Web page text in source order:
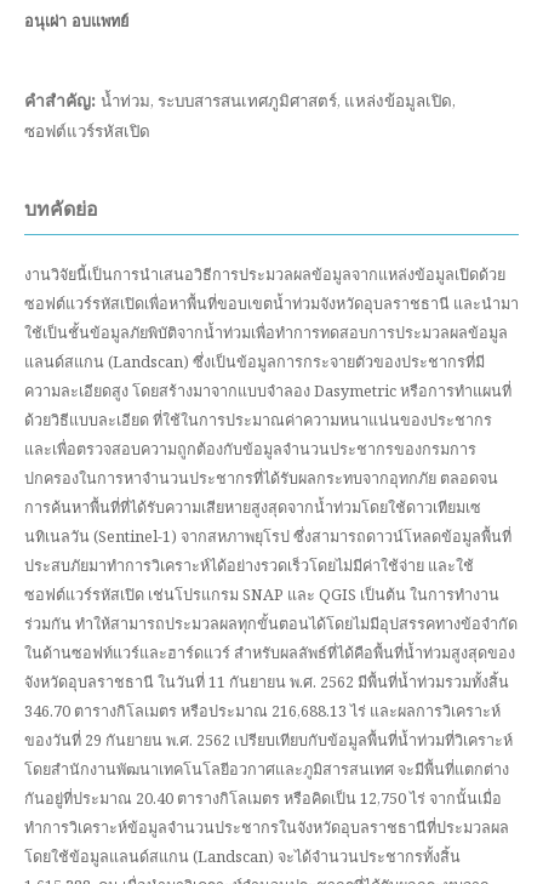
อนุเผ่า อบแพทย์
คำสำคัญ: น้ำท่วม, ระบบสารสนเทศภูมิศาสตร์, แหล่งข้อมูลเปิด,
ซอฟต์แวร์รหัสเปิด
บทคัดย่อ
งานวิจัยนี้เป็นการนำเสนอวิธีการประมวลผลข้อมูลจากแหล่งข้อมูลเปิดด้วย
ซอฟต์แวร์รหัสเปิดเพื่อหาพื้นที่ขอบเขตน้ำท่วมจังหวัดอุบลราชธานี และนำมา
ใช้เป็นชั้นข้อมูลภัยพิบัติจากน้ำท่วมเพื่อทำการทดสอบการประมวลผลข้อมูล
แลนด์สแกน (Landscan) ซึ่งเป็นข้อมูลการกระจายตัวของประชากรที่มี
ความละเอียดสูง โดยสร้างมาจากแบบจำลอง Dasymetric หรือการทำแผนที่
ด้วยวิธีแบบละเอียด ที่ใช้ในการประมาณค่าความหนาแน่นของประชากร
และเพื่อตรวจสอบความถูกต้องกับข้อมูลจำนวนประชากรของกรมการ
ปกครองในการหาจำนวนประชากรที่ได้รับผลกระทบจากอุทกภัย ตลอดจน
การค้นหาพื้นที่ที่ได้รับความเสียหายสูงสุดจากน้ำท่วมโดยใช้ดาวเทียมเซ
นทิเนลวัน (Sentinel-1) จากสหภาพยุโรป ซึ่งสามารถดาวน์โหลดข้อมูลพื้นที่
ประสบภัยมาทำการวิเคราะห์ได้อย่างรวดเร็วโดยไม่มีค่าใช้จ่าย และใช้
ซอฟต์แวร์รหัสเปิด เช่นโปรแกรม SNAP และ QGIS เป็นต้น ในการทำงาน
ร่วมกัน ทำให้สามารถประมวลผลทุกขั้นตอนได้โดยไม่มีอุปสรรคทางข้อจำกัด
ในด้านซอฟท์แวร์และฮาร์ดแวร์ สำหรับผลลัพธ์ที่ได้คือพื้นที่น้ำท่วมสูงสุดของ
จังหวัดอุบลราชธานี ในวันที่ 11 กันยายน พ.ศ. 2562 มีพื้นที่น้ำท่วมรวมทั้งสิ้น
346.70 ตารางกิโลเมตร หรือประมาณ 216,688.13 ไร่ และผลการวิเคราะห์
ของวันที่ 29 กันยายน พ.ศ. 2562 เปรียบเทียบกับข้อมูลพื้นที่น้ำท่วมที่วิเคราะห์
โดยสำนักงานพัฒนาเทคโนโลยีอวกาศและภูมิสารสนเทศ จะมีพื้นที่แตกต่าง
กันอยู่ที่ประมาณ 20.40 ตารางกิโลเมตร หรือคิดเป็น 12,750 ไร่ จากนั้นเมื่อ
ทำการวิเคราะห์ข้อมูลจำนวนประชากรในจังหวัดอุบลราชธานีที่ประมวลผล
โดยใช้ข้อมูลแลนด์สแกน (Landscan) จะได้จำนวนประชากรทั้งสิ้น